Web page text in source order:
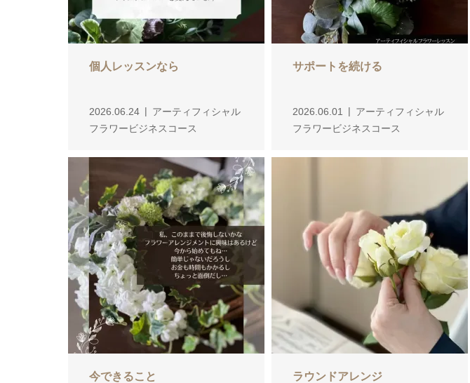
個人レッスンなら
2026.06.24
アーティフィシャル
フラワービジネスコース
サポートを続ける
2026.06.01
アーティフィシャル
フラワービジネスコース
今できること ラウンドアレンジ